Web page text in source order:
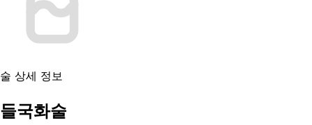
술 상세 정보
들국화술